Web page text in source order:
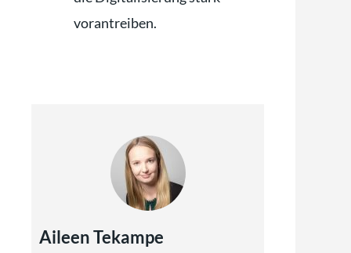
vorantreiben.
Aileen Tekampe